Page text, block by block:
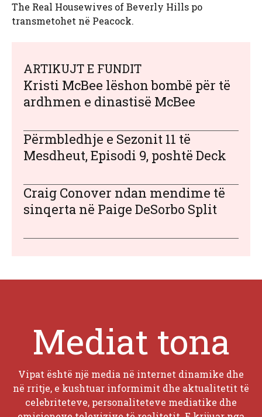
The Real Housewives of Beverly Hills po
transmetohet në Peacock.
ARTIKUJT E FUNDIT
Kristi McBee lëshon bombë për të
ardhmen e dinastisë McBee
Përmbledhje e Sezonit 11 të
Mesdheut, Episodi 9, poshtë Deck
Craig Conover ndan mendime të
sinqerta në Paige DeSorbo Split
Mediat tona
Vipat është një media në internet dinamike dhe
në rritje, e kushtuar informimit dhe aktualitetit të
celebriteteve, personaliteteve mediatike dhe